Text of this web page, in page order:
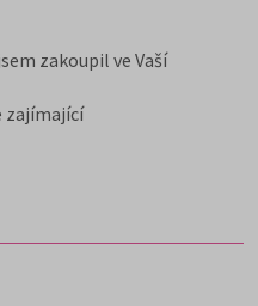
zakoupil ve Vaší
zajímající